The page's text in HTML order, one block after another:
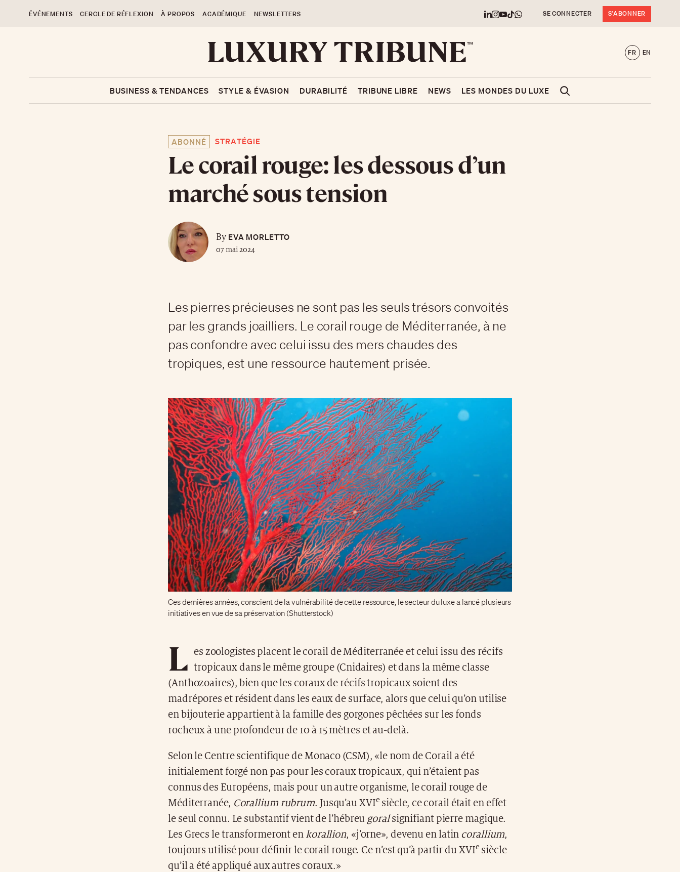
ÉVÉNEMENTS CERCLE DE RÉFLEXION À PROPOS ACADÉMIQUE NEWSLETTERS SE CONNECTER S'ABONNER
FR EN
BUSINESS & TENDANCES STYLE & ÉVASION DURABILITÉ TRIBUNE LIBRE NEWS LES MONDES DU LUXE
ABONNÉ STRATÉGIE
Le corail rouge: les dessous d’un
marché sous tension
ByEVA MORLETTO
07 mai 2024
Les pierres précieuses ne sont pas les seuls trésors convoités
par les grands joailliers. Le corail rouge de Méditerranée, à ne
pas confondre avec celui issu des mers chaudes des
tropiques, est une ressource hautement prisée.
Ces dernières années, conscient de la vulnérabilité de cette ressource, le secteur du luxe a lancé plusieurs
initiatives en vue de sa préservation (Shutterstock)
L
es zoologistes placent le corail de Méditerranée et celui issu des récifs
tropicaux dans le même groupe (Cnidaires) et dans la même classe
(Anthozoaires), bien que les coraux de récifs tropicaux soient des
madrépores et résident dans les eaux de surface, alors que celui qu’on utilise
en bijouterie appartient à la famille des gorgones pêchées sur les fonds
rocheux à une profondeur de 10 à 15 mètres et au-delà.
Selon le Centre scientifique de Monaco (CSM), «le nom de Corail a été
initialement forgé non pas pour les coraux tropicaux, qui n’étaient pas
connus des Européens, mais pour un autre organisme, le corail rouge de
Méditerranée, Corallium rubrum. Jusqu’au XVIesiècle, ce corail était en effet
le seul connu. Le substantif vient de l’hébreu goralsignifiant pierre magique.
Les Grecs le transformeront en korallion, «j’orne», devenu en latin corallium,
toujours utilisé pour définir le corail rouge. Ce n’est qu’à partir du XVIesiècle
qu’il a été appliqué aux autres coraux.»